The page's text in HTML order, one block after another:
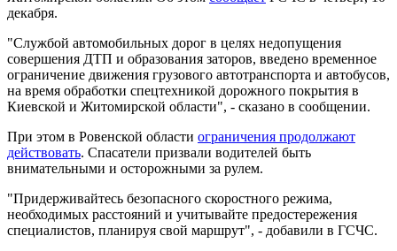
декабря.
"Службой автомобильных дорог в целях недопущения
совершения ДТП и образования заторов, введено временное
ограничение движения грузового автотранспорта и автобусов,
на время обработки спецтехникой дорожного покрытия в
Киевской и Житомирской области", - сказано в сообщении.
При этом в Ровенской области ограничения продолжают
действовать. Спасатели призвали водителей быть
внимательными и осторожными за рулем.
"Придерживайтесь безопасного скоростного режима,
необходимых расстояний и учитывайте предостережения
специалистов, планируя свой маршрут", - добавили в ГСЧС.